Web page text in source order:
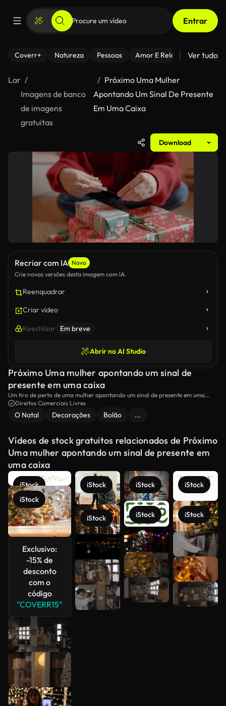
Entrar
Coverr+ Natureza Pessoas Amor E Relacionamentos
Ver tudo
Lar
Imagens de banco
de imagens
gratuitas
Próximo Uma Mulher
Apontando Um Sinal De Presente
Em Uma Caixa
Download
Recriar com IA Novo
Crie novas versões desta imagem com IA.
Reenquadrar
Criar vídeo
Reestilizar Em breve
Abrir no AI Studio
Próximo Uma mulher apontando um sinal de
presente em uma caixa
Um tiro de perto de uma mulher apontando um sinal de presente em uma
caixa embrulhada.
Direitos Comerciais Livres
O Natal Decorações Bolão ...
Vídeos de stock gratuitos relacionados de Próximo
Uma mulher apontando um sinal de presente em
uma caixa
iStock
iStock
Exclusivo:
-15% de
desconto
com o
código
"COVERR15"
iStock
iStock
iStock
iStock
iStock
iStock
Veja mais